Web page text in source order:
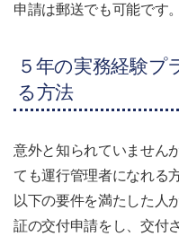
申請は郵送でも可能です。
５年の実務経験プ
る方法
意外と知られていません
ても運行管理者になれる
以下の要件を満たした人
証の交付申請をし、交付